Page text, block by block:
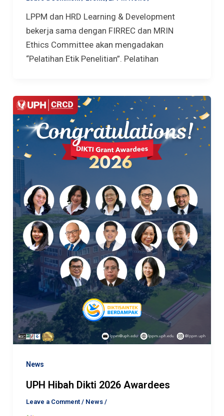
LPPM dan HRD Learning & Development
bekerja sama dengan FIRREC dan MRIN
Ethics Committee akan mengadakan
“Pelatihan Etik Penelitian”. Pelatihan
News
UPH Hibah Dikti 2026 Awardees
Leave a Comment / News/